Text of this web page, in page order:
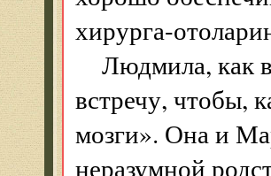
хирурга-
Людмила, как
встречу, чтобы,
мозги». Она и
неразумной